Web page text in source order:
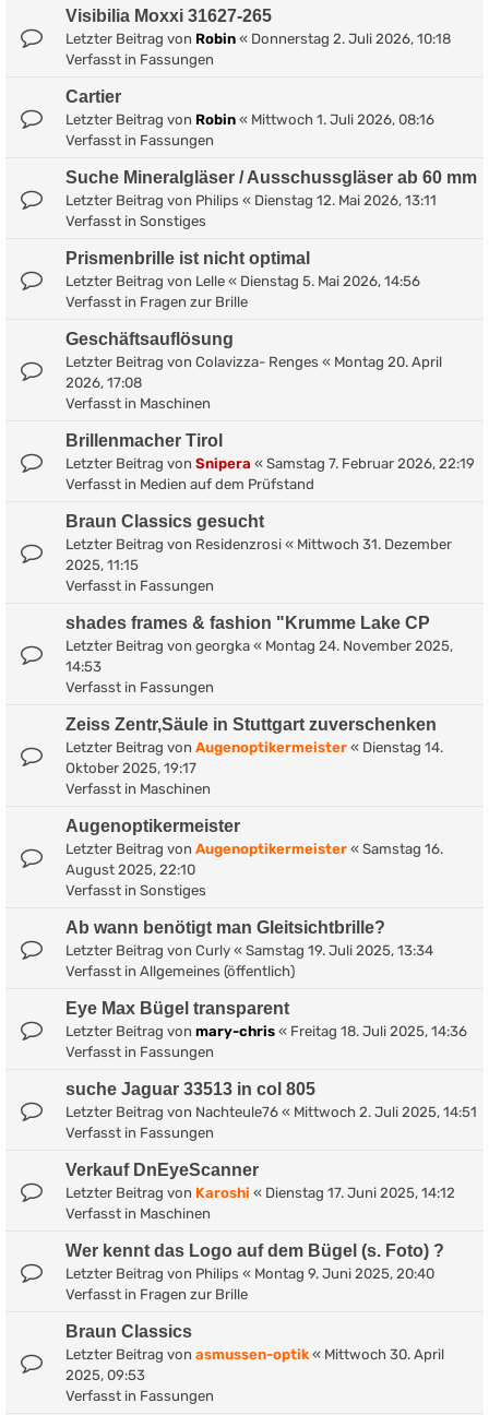
Visibilia Moxxi 31627-265
Letzter Beitrag von Robin « Donnerstag 2. Juli 2026, 10:18
Verfasst in Fassungen
Cartier
Letzter Beitrag von Robin « Mittwoch 1. Juli 2026, 08:16
Verfasst in Fassungen
Suche Mineralgläser / Ausschussgläser ab 60 mm
Letzter Beitrag von Philips « Dienstag 12. Mai 2026, 13:11
Verfasst in Sonstiges
Prismenbrille ist nicht optimal
Letzter Beitrag von Lelle « Dienstag 5. Mai 2026, 14:56
Verfasst in Fragen zur Brille
Geschäftsauflösung
Letzter Beitrag von Colavizza- Renges « Montag 20. April
2026, 17:08
Verfasst in Maschinen
Brillenmacher Tirol
Letzter Beitrag von Snipera « Samstag 7. Februar 2026, 22:19
Verfasst in Medien auf dem Prüfstand
Braun Classics gesucht
Letzter Beitrag von Residenzrosi « Mittwoch 31. Dezember
2025, 11:15
Verfasst in Fassungen
shades frames & fashion "Krumme Lake CP
Letzter Beitrag von georgka « Montag 24. November 2025,
14:53
Verfasst in Fassungen
Zeiss Zentr,Säule in Stuttgart zuverschenken
Letzter Beitrag von Augenoptikermeister « Dienstag 14.
Oktober 2025, 19:17
Verfasst in Maschinen
Augenoptikermeister
Letzter Beitrag von Augenoptikermeister « Samstag 16.
August 2025, 22:10
Verfasst in Sonstiges
Ab wann benötigt man Gleitsichtbrille?
Letzter Beitrag von Curly « Samstag 19. Juli 2025, 13:34
Verfasst in Allgemeines (öffentlich)
Eye Max Bügel transparent
Letzter Beitrag von mary-chris « Freitag 18. Juli 2025, 14:36
Verfasst in Fassungen
suche Jaguar 33513 in col 805
Letzter Beitrag von Nachteule76 « Mittwoch 2. Juli 2025, 14:51
Verfasst in Fassungen
Verkauf DnEyeScanner
Letzter Beitrag von Karoshi « Dienstag 17. Juni 2025, 14:12
Verfasst in Maschinen
Wer kennt das Logo auf dem Bügel (s. Foto) ?
Letzter Beitrag von Philips « Montag 9. Juni 2025, 20:40
Verfasst in Fragen zur Brille
Braun Classics
Letzter Beitrag von asmussen-optik« Mittwoch 30. April
2025, 09:53
Verfasst in Fassungen